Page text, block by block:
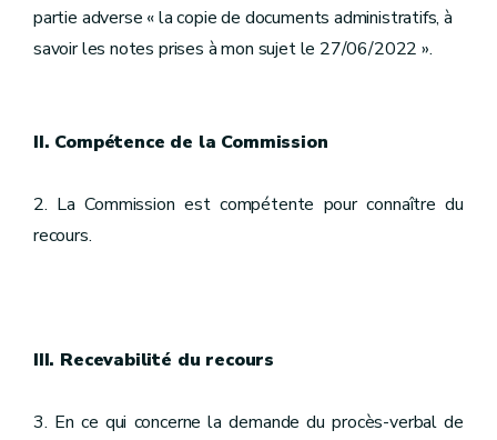
partie adverse « la copie de documents administratifs, à
savoir les notes prises à mon sujet le 27/06/2022 ».
II. Compétence de la Commission
2. La Commission est compétente pour connaître du
recours.
III. Recevabilité du recours
3. En ce qui concerne la demande du procès-verbal de